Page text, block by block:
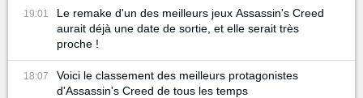
19:01
Le remake d'un des meilleurs jeux Assassin's Creed
aurait déjà une date de sortie, et elle serait très
proche !
18:07
Voici le classement des meilleurs protagonistes
d'Assassin's Creed de tous les temps